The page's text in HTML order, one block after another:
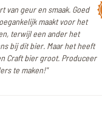
van geur en smaak. Goed
maakt voor het
terwijl een ander het
bij dit bier. Maar het heeft
Craft bier groot. Produceer
te maken!"